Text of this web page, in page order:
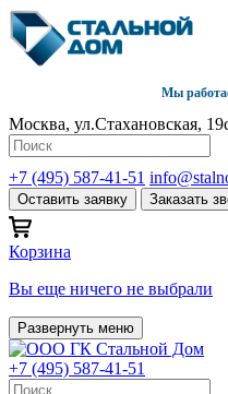
Мы
Москва, ул.Стахановская,
+7 (495) 587-41-51
Оставить заявку Заказать
Корзина
Вы еще ничего не выбрали
Развернуть меню
+7 (495) 587-41-51